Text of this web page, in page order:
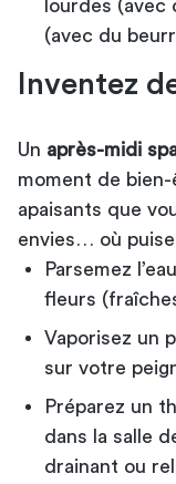
lourdes (avec
(avec du
Inventez
Un après-midi
moment de
apaisants que
envies… où
Parsemez
fleurs
Vaporisez un
sur votre
Préparez un
dans la salle
drainant ou